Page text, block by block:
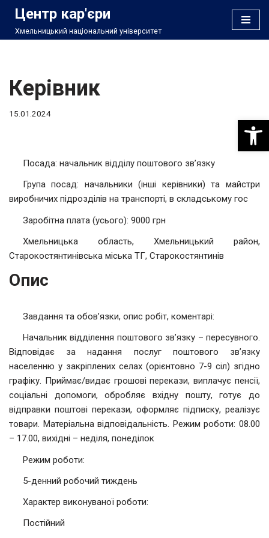
Перейти
Центр кар'єри
Хмельницький національний університет
Керівник
15.01.2024
Посада: начальник відділу поштового зв’язку
Група посад: начальники (інші керівники) та майстри
виробничих підрозділів на транспорті, в складському гос
Заробітна плата (усього): 9000 грн
Хмельницька область, Хмельницький район,
Старокостянтинівська міська ТГ, Старокостянтинів
Опис
Завдання та обов’язки, опис робіт, коментарі:
Начальник відділення поштового зв’язку – пересувного.
Відповідає за надання послуг поштового зв’язку
населенню у закріплених селах (орієнтовно 7-9 сіл) згідно
графіку. Приймає/видає грошові перекази, виплачує пенсії,
соціальні допомоги, обробляє вхідну пошту, готує до
відправки поштові перекази, оформляє підписку, реалізує
товари. Матеріальна відповідальність. Режим роботи: 08.00
– 17.00, вихідні – неділя, понеділок
Режим роботи:
5-денний робочий тиждень
Характер виконуваної роботи:
Постійний